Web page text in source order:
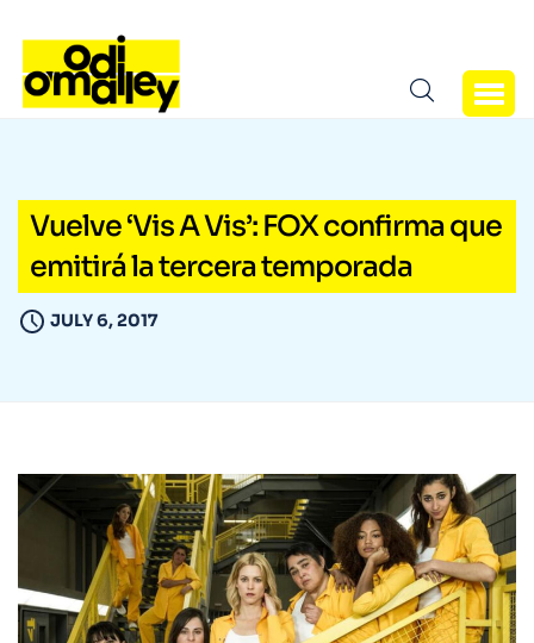
Vuelve ‘Vis A Vis’: FOX confirma que
emitirá la tercera temporada
JULY 6, 2017